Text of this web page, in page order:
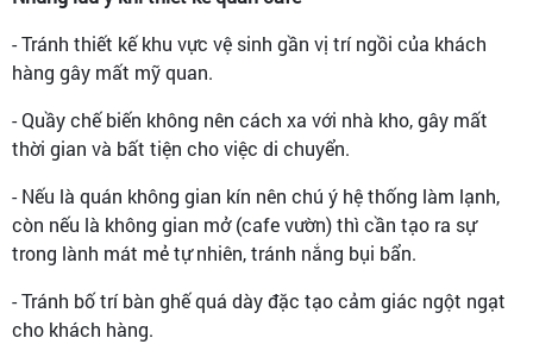
- Tránh thiết kế khu vực vệ sinh gần vị trí ngồi của khách
hàng gây mất mỹ quan.
- Quầy chế biến không nên cách xa với nhà kho, gây mất
thời gian và bất tiện cho việc di chuyển.
- Nếu là quán không gian kín nên chú ý hệ thống làm lạnh,
còn nếu là không gian mở (cafe vườn) thì cần tạo ra sự
trong lành mát mẻ tự nhiên, tránh nắng bụi bẩn.
- Tránh bố trí bàn ghế quá dày đặc tạo cảm giác ngột ngạt
cho khách hàng.